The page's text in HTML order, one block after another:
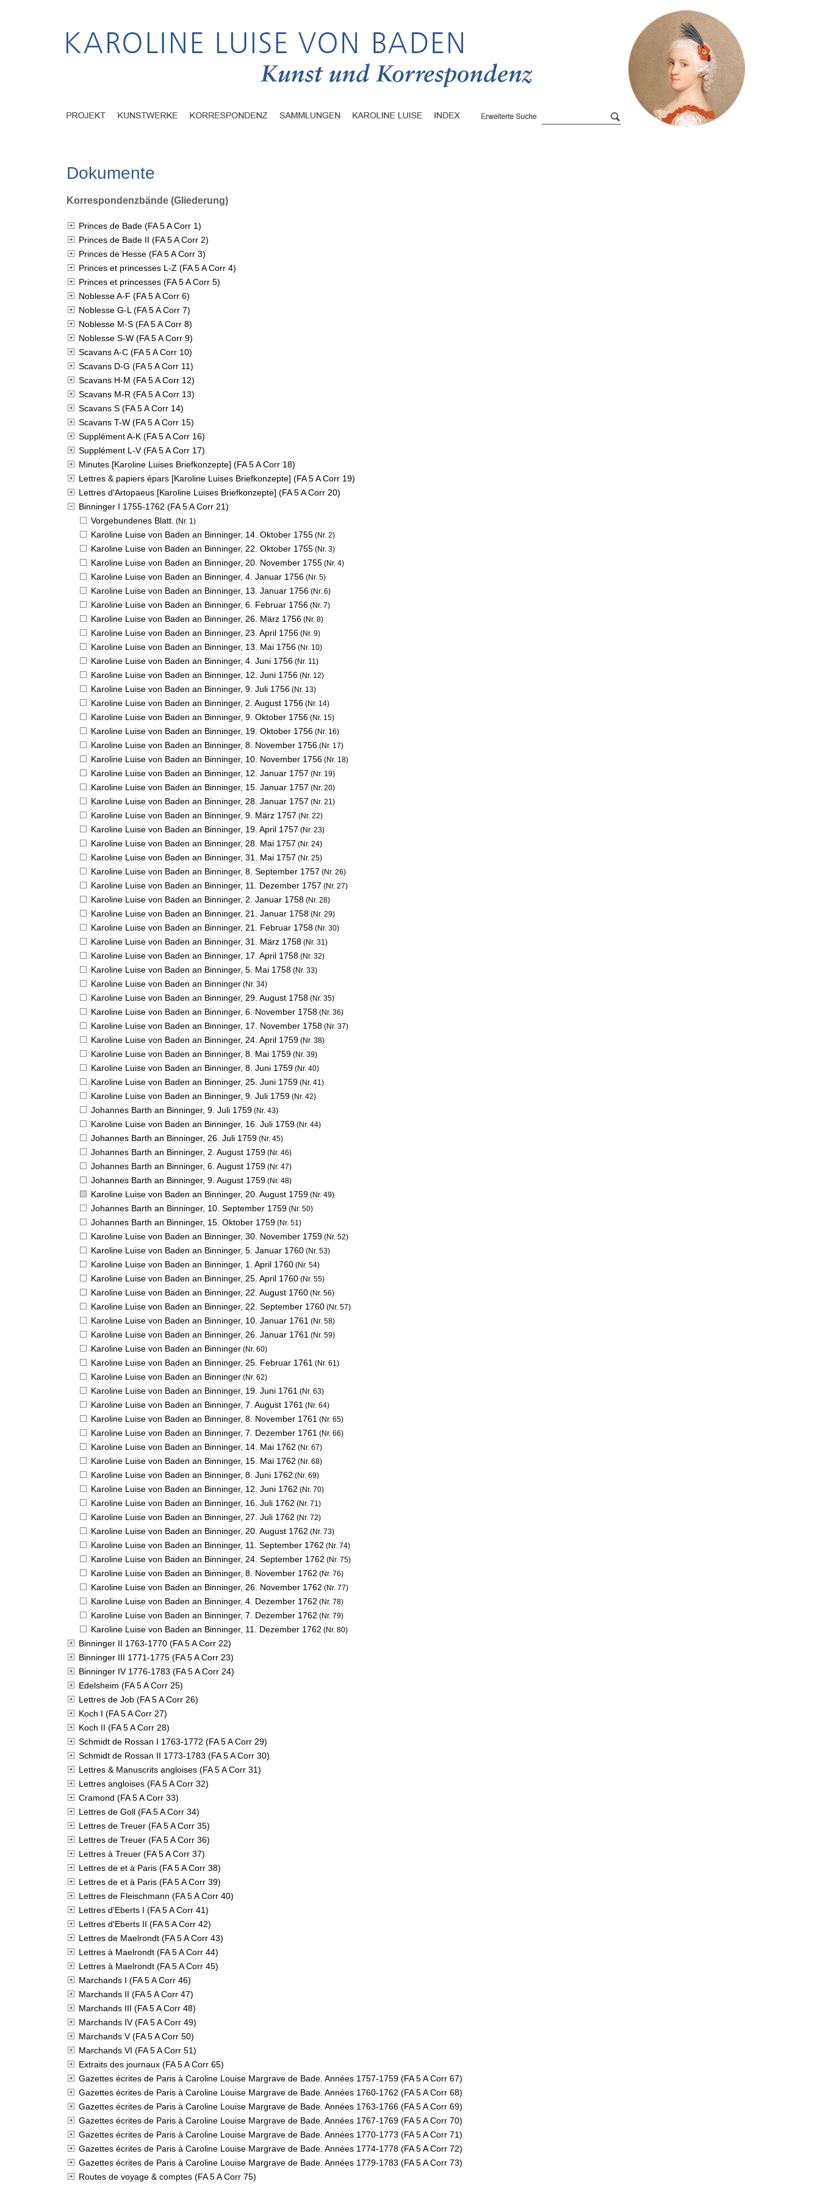
Dokumente
Korrespondenzbände (Gliederung)
Princes de Bade (FA 5 A Corr 1)
Princes de Bade II (FA 5 A Corr 2)
Princes de Hesse (FA 5 A Corr 3)
Princes et princesses L-Z (FA 5 A Corr 4)
Princes et princesses (FA 5 A Corr 5)
Noblesse A-F (FA 5 A Corr 6)
Noblesse G-L (FA 5 A Corr 7)
Noblesse M-S (FA 5 A Corr 8)
Noblesse S-W (FA 5 A Corr 9)
Scavans A-C (FA 5 A Corr 10)
Scavans D-G (FA 5 A Corr 11)
Scavans H-M (FA 5 A Corr 12)
Scavans M-R (FA 5 A Corr 13)
Scavans S (FA 5 A Corr 14)
Scavans T-W (FA 5 A Corr 15)
Supplément A-K (FA 5 A Corr 16)
Supplément L-V (FA 5 A Corr 17)
Minutes [Karoline Luises Briefkonzepte] (FA 5 A Corr 18)
Lettres & papiers épars [Karoline Luises Briefkonzepte] (FA 5 A Corr 19)
Lettres d'Artopaeus [Karoline Luises Briefkonzepte] (FA 5 A Corr 20)
Binninger I 1755-1762 (FA 5 A Corr 21)
Vorgebundenes Blatt. (Nr. 1)
Karoline Luise von Baden an Binninger, 14. Oktober 1755 (Nr. 2)
Karoline Luise von Baden an Binninger, 22. Oktober 1755 (Nr. 3)
Karoline Luise von Baden an Binninger, 20. November 1755 (Nr. 4)
Karoline Luise von Baden an Binninger, 4. Januar 1756 (Nr. 5)
Karoline Luise von Baden an Binninger, 13. Januar 1756 (Nr. 6)
Karoline Luise von Baden an Binninger, 6. Februar 1756 (Nr. 7)
Karoline Luise von Baden an Binninger, 26. März 1756 (Nr. 8)
Karoline Luise von Baden an Binninger, 23. April 1756 (Nr. 9)
Karoline Luise von Baden an Binninger, 13. Mai 1756 (Nr. 10)
Karoline Luise von Baden an Binninger, 4. Juni 1756 (Nr. 11)
Karoline Luise von Baden an Binninger, 12. Juni 1756 (Nr. 12)
Karoline Luise von Baden an Binninger, 9. Juli 1756 (Nr. 13)
Karoline Luise von Baden an Binninger, 2. August 1756 (Nr. 14)
Karoline Luise von Baden an Binninger, 9. Oktober 1756 (Nr. 15)
Karoline Luise von Baden an Binninger, 19. Oktober 1756 (Nr. 16)
Karoline Luise von Baden an Binninger, 8. November 1756 (Nr. 17)
Karoline Luise von Baden an Binninger, 10. November 1756 (Nr. 18)
Karoline Luise von Baden an Binninger, 12. Januar 1757 (Nr. 19)
Karoline Luise von Baden an Binninger, 15. Januar 1757 (Nr. 20)
Karoline Luise von Baden an Binninger, 28. Januar 1757 (Nr. 21)
Karoline Luise von Baden an Binninger, 9. März 1757 (Nr. 22)
Karoline Luise von Baden an Binninger, 19. April 1757 (Nr. 23)
Karoline Luise von Baden an Binninger, 28. Mai 1757 (Nr. 24)
Karoline Luise von Baden an Binninger, 31. Mai 1757 (Nr. 25)
Karoline Luise von Baden an Binninger, 8. September 1757 (Nr. 26)
Karoline Luise von Baden an Binninger, 11. Dezember 1757 (Nr. 27)
Karoline Luise von Baden an Binninger, 2. Januar 1758 (Nr. 28)
Karoline Luise von Baden an Binninger, 21. Januar 1758 (Nr. 29)
Karoline Luise von Baden an Binninger, 21. Februar 1758 (Nr. 30)
Karoline Luise von Baden an Binninger, 31. März 1758 (Nr. 31)
Karoline Luise von Baden an Binninger, 17. April 1758 (Nr. 32)
Karoline Luise von Baden an Binninger, 5. Mai 1758 (Nr. 33)
Karoline Luise von Baden an Binninger (Nr. 34)
Karoline Luise von Baden an Binninger, 29. August 1758 (Nr. 35)
Karoline Luise von Baden an Binninger, 6. November 1758 (Nr. 36)
Karoline Luise von Baden an Binninger, 17. November 1758 (Nr. 37)
Karoline Luise von Baden an Binninger, 24. April 1759 (Nr. 38)
Karoline Luise von Baden an Binninger, 8. Mai 1759 (Nr. 39)
Karoline Luise von Baden an Binninger, 8. Juni 1759 (Nr. 40)
Karoline Luise von Baden an Binninger, 25. Juni 1759 (Nr. 41)
Karoline Luise von Baden an Binninger, 9. Juli 1759 (Nr. 42)
Johannes Barth an Binninger, 9. Juli 1759 (Nr. 43)
Karoline Luise von Baden an Binninger, 16. Juli 1759 (Nr. 44)
Johannes Barth an Binninger, 26. Juli 1759 (Nr. 45)
Johannes Barth an Binninger, 2. August 1759 (Nr. 46)
Johannes Barth an Binninger, 6. August 1759 (Nr. 47)
Johannes Barth an Binninger, 9. August 1759 (Nr. 48)
Karoline Luise von Baden an Binninger, 20. August 1759 (Nr. 49)
Johannes Barth an Binninger, 10. September 1759 (Nr. 50)
Johannes Barth an Binninger, 15. Oktober 1759 (Nr. 51)
Karoline Luise von Baden an Binninger, 30. November 1759 (Nr. 52)
Karoline Luise von Baden an Binninger, 5. Januar 1760 (Nr. 53)
Karoline Luise von Baden an Binninger, 1. April 1760 (Nr. 54)
Karoline Luise von Baden an Binninger, 25. April 1760 (Nr. 55)
Karoline Luise von Baden an Binninger, 22. August 1760 (Nr. 56)
Karoline Luise von Baden an Binninger, 22. September 1760 (Nr. 57)
Karoline Luise von Baden an Binninger, 10. Januar 1761 (Nr. 58)
Karoline Luise von Baden an Binninger, 26. Januar 1761 (Nr. 59)
Karoline Luise von Baden an Binninger (Nr. 60)
Karoline Luise von Baden an Binninger, 25. Februar 1761 (Nr. 61)
Karoline Luise von Baden an Binninger (Nr. 62)
Karoline Luise von Baden an Binninger, 19. Juni 1761 (Nr. 63)
Karoline Luise von Baden an Binninger, 7. August 1761 (Nr. 64)
Karoline Luise von Baden an Binninger, 8. November 1761 (Nr. 65)
Karoline Luise von Baden an Binninger, 7. Dezember 1761 (Nr. 66)
Karoline Luise von Baden an Binninger, 14. Mai 1762 (Nr. 67)
Karoline Luise von Baden an Binninger, 15. Mai 1762 (Nr. 68)
Karoline Luise von Baden an Binninger, 8. Juni 1762 (Nr. 69)
Karoline Luise von Baden an Binninger, 12. Juni 1762 (Nr. 70)
Karoline Luise von Baden an Binninger, 16. Juli 1762 (Nr. 71)
Karoline Luise von Baden an Binninger, 27. Juli 1762 (Nr. 72)
Karoline Luise von Baden an Binninger, 20. August 1762 (Nr. 73)
Karoline Luise von Baden an Binninger, 11. September 1762 (Nr. 74)
Karoline Luise von Baden an Binninger, 24. September 1762 (Nr. 75)
Karoline Luise von Baden an Binninger, 8. November 1762 (Nr. 76)
Karoline Luise von Baden an Binninger, 26. November 1762 (Nr. 77)
Karoline Luise von Baden an Binninger, 4. Dezember 1762 (Nr. 78)
Karoline Luise von Baden an Binninger, 7. Dezember 1762 (Nr. 79)
Karoline Luise von Baden an Binninger, 11. Dezember 1762 (Nr. 80)
Binninger II 1763-1770 (FA 5 A Corr 22)
Binninger III 1771-1775 (FA 5 A Corr 23)
Binninger IV 1776-1783 (FA 5 A Corr 24)
Edelsheim (FA 5 A Corr 25)
Lettres de Job (FA 5 A Corr 26)
Koch I (FA 5 A Corr 27)
Koch II (FA 5 A Corr 28)
Schmidt de Rossan I 1763-1772 (FA 5 A Corr 29)
Schmidt de Rossan II 1773-1783 (FA 5 A Corr 30)
Lettres & Manuscrits angloises (FA 5 A Corr 31)
Lettres angloises (FA 5 A Corr 32)
Cramond (FA 5 A Corr 33)
Lettres de Goll (FA 5 A Corr 34)
Lettres de Treuer (FA 5 A Corr 35)
Lettres de Treuer (FA 5 A Corr 36)
Lettres à Treuer (FA 5 A Corr 37)
Lettres de et à Paris (FA 5 A Corr 38)
Lettres de et à Paris (FA 5 A Corr 39)
Lettres de Fleischmann (FA 5 A Corr 40)
Lettres d'Eberts I (FA 5 A Corr 41)
Lettres d'Eberts II (FA 5 A Corr 42)
Lettres de Maelrondt (FA 5 A Corr 43)
Lettres à Maelrondt (FA 5 A Corr 44)
Lettres à Maelrondt (FA 5 A Corr 45)
Marchands I (FA 5 A Corr 46)
Marchands II (FA 5 A Corr 47)
Marchands III (FA 5 A Corr 48)
Marchands IV (FA 5 A Corr 49)
Marchands V (FA 5 A Corr 50)
Marchands VI (FA 5 A Corr 51)
Extraits des journaux (FA 5 A Corr 65)
Gazettes écrites de Paris à Caroline Louise Margrave de Bade. Années 1757-1759 (FA 5 A Corr 67)
Gazettes écrites de Paris à Caroline Louise Margrave de Bade. Années 1760-1762 (FA 5 A Corr 68)
Gazettes écrites de Paris à Caroline Louise Margrave de Bade. Années 1763-1766 (FA 5 A Corr 69)
Gazettes écrites de Paris à Caroline Louise Margrave de Bade. Années 1767-1769 (FA 5 A Corr 70)
Gazettes écrites de Paris à Caroline Louise Margrave de Bade. Années 1770-1773 (FA 5 A Corr 71)
Gazettes écrites de Paris à Caroline Louise Margrave de Bade. Années 1774-1778 (FA 5 A Corr 72)
Gazettes écrites de Paris à Caroline Louise Margrave de Bade. Années 1779-1783 (FA 5 A Corr 73)
Routes de voyage & comptes (FA 5 A Corr 75)